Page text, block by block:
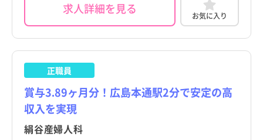
求人詳細を見る お気に入り
正職員
賞与3.89ヶ月分！広島本通駅2分で安定の高
収入を実現
絹谷産婦人科